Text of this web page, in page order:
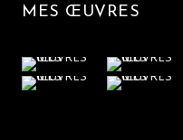
MES ŒUVRES